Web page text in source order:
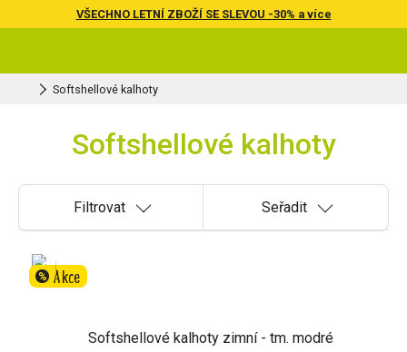
VŠECHNO LETNÍ ZBOŽÍ SE SLEVOU -30% a více
Softshellové kalhoty
Softshellové kalhoty
Filtrovat Seřadit
% Akce